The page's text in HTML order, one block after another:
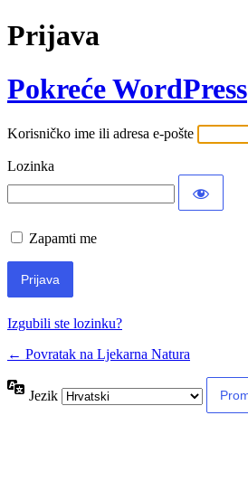
Prijava
Pokreće WordPress
Korisničko ime ili adresa e-pošte
Lozinka
Zapamti me
Izgubili ste lozinku?
← Povratak na Ljekarna Natura
Jezik